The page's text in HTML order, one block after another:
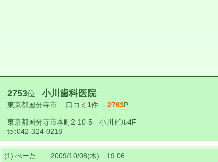
2753位 小川歯科医院
東京都国分寺市 口コミ 1件 2763P
東京都国分寺市本町2-10-5 小川ビル4F
tel:042-324-0218
(1) ぺーた 2009/10/08(木) 19:06